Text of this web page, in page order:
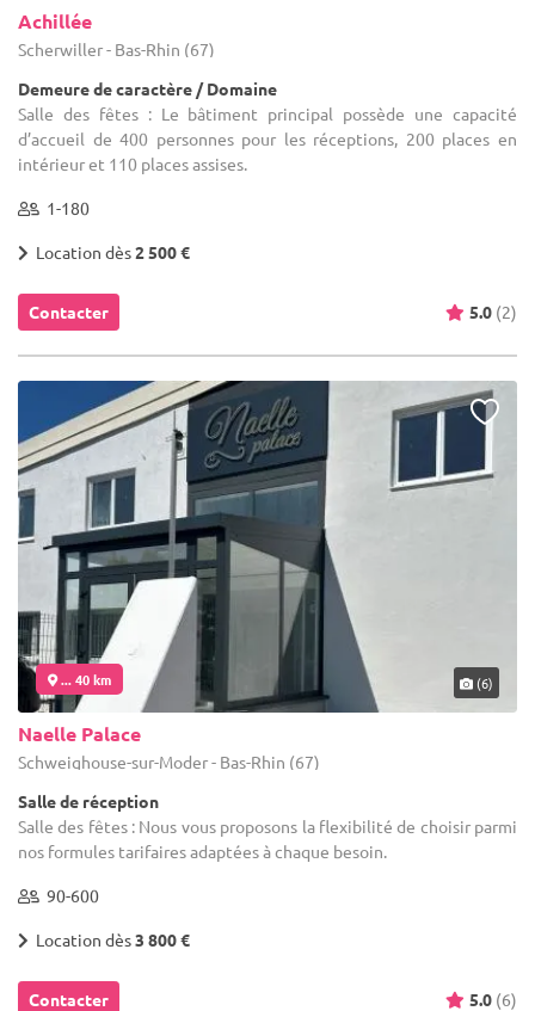
Achillée
Scherwiller - Bas-Rhin (67)
Demeure de caractère / Domaine
Salle des fêtes : Le bâtiment principal possède une capacité
d’accueil de 400 personnes pour les réceptions, 200 places en
intérieur et 110 places assises.
1-180
Location dès2 500 €
Contacter 5.0 (2)
... 40 km (6)
Naelle Palace
Schweighouse-sur-Moder - Bas-Rhin (67)
Salle de réception
Salle des fêtes : Nous vous proposons la flexibilité de choisir parmi
nos formules tarifaires adaptées à chaque besoin.
90-600
Location dès3 800 €
Contacter 5.0 (6)